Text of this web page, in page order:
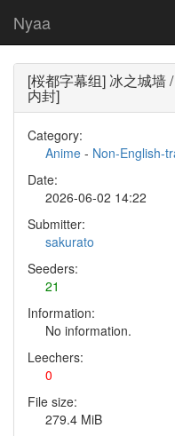
Nyaa
[桜都字幕组] 冰之城墙
内封]
Category:
Anime - Non-English-
Date:
2026-06-02 14:22
Submitter:
sakurato
Seeders:
21
Information:
No information.
Leechers:
0
File size:
279.4 MiB